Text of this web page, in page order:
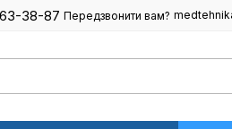
38-87 Передзвонити вам?